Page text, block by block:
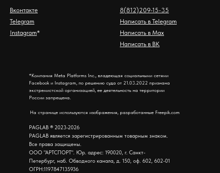
Вконтакте
Telegram
Instagram*
8(812)209-15-35
Написать в Telegram
Написать в Max
Написать в ВК
*Компания Meta Platforms Inc., владеющая социальными сетями
Facebook и Instagram, по решению суда от 21.03.2022 признана
экстремистской организацией, ее деятельность на территории
России запрещена.
На странице используются изображения, разработанные Freepik.com
PAGLAB ® 2023-2026
PAGLAB является зарегистрированным товарным знаком.
Все права защищены.
ООО "АРТСПОРТ". Юр. адрес: 190020, г. Санкт-
Петербург, наб. Обводного канала, д. 150, оф. 602, 602-01
ОГРН:1197847135936